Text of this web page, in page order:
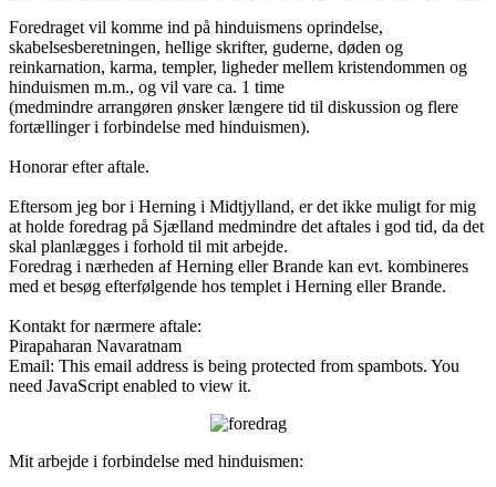
Foredraget vil komme ind på hinduismens oprindelse,
skabelsesberetningen, hellige skrifter, guderne, døden og
reinkarnation, karma, templer, ligheder mellem kristendommen og
hinduismen m.m., og vil vare ca. 1 time
(medmindre arrangøren ønsker længere tid til diskussion og flere
fortællinger i forbindelse med hinduismen).
Honorar efter aftale.
Eftersom jeg bor i Herning i Midtjylland, er det ikke muligt for mig
at holde foredrag på Sjælland medmindre det aftales i god tid, da det
skal planlægges i forhold til mit arbejde.
Foredrag i nærheden af Herning eller Brande kan evt. kombineres
med et besøg efterfølgende hos templet i Herning eller Brande.
Kontakt for nærmere aftale:
Pirapaharan Navaratnam
Email: This email address is being protected from spambots. You
need JavaScript enabled to view it.
Mit arbejde i forbindelse med hinduismen: